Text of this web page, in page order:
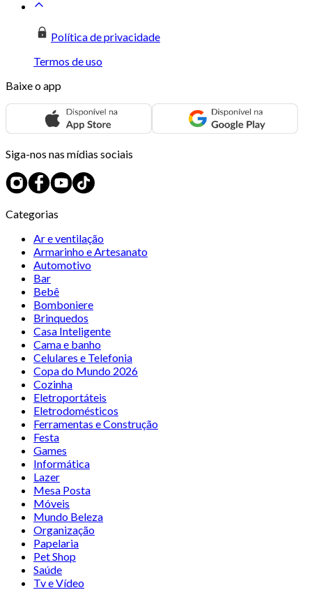
Política de privacidade
Termos de uso
Baixe o app
Siga-nos nas mídias sociais
Categorias
Ar e ventilação
Armarinho e Artesanato
Automotivo
Bar
Bebê
Bomboniere
Brinquedos
Casa Inteligente
Cama e banho
Celulares e Telefonia
Copa do Mundo 2026
Cozinha
Eletroportáteis
Eletrodomésticos
Ferramentas e Construção
Festa
Games
Informática
Lazer
Mesa Posta
Móveis
Mundo Beleza
Organização
Papelaria
Pet Shop
Saúde
Tv e Vídeo